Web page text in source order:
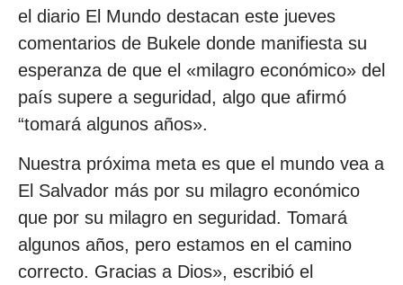
el diario El Mundo destacan este jueves
comentarios de Bukele donde manifiesta su
esperanza de que el «milagro económico» del
país supere a seguridad, algo que afirmó
“tomará algunos años».
Nuestra próxima meta es que el mundo vea a
El Salvador más por su milagro económico
que por su milagro en seguridad. Tomará
algunos años, pero estamos en el camino
correcto. Gracias a Dios», escribió el